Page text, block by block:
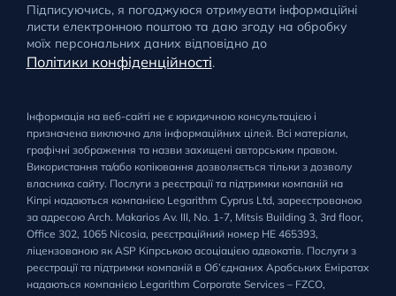
Підписуючись, я погоджуюся отримувати інформаційні
листи електронною поштою та даю згоду на обробку
моїх персональних даних відповідно до
Політики конфіденційності.
Інформація на веб-сайті не є юридичною консультацією і
призначена виключно для інформаційних цілей. Всі матеріали,
графічні зображення та назви захищені авторським правом.
Використання та/або копіювання дозволяється тільки з дозволу
власника сайту. Послуги з реєстрації та підтримки компаній на
Кіпрі надаються компанією Legarithm Cyprus Ltd, зареєстрованою
за адресою Arch. Makarios Av. III, No. 1-7, Mitsis Building 3, 3rd floor,
Office 302, 1065 Nicosia, реєстраційний номер HE 465393,
ліцензованою як ASP Кіпрською асоціацією адвокатів. Послуги з
реєстрації та підтримки компаній в Об’єднаних Арабських Еміратах
надаються компанією Legarithm Corporate Services – FZCO,